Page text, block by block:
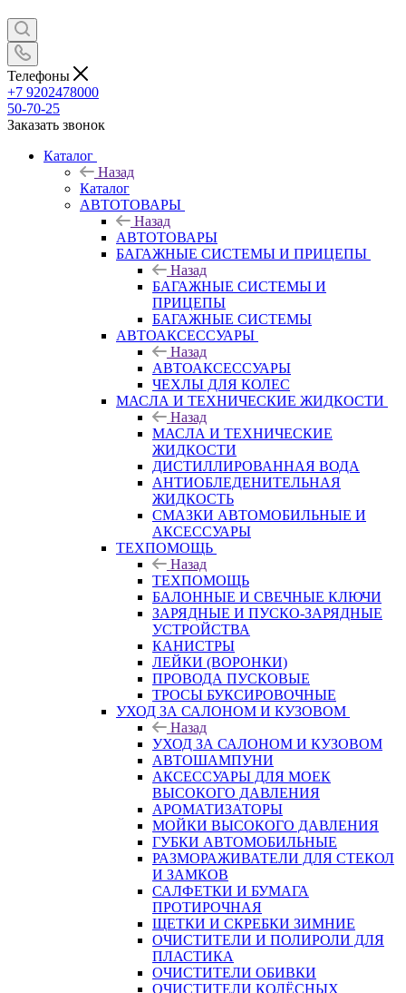
Телефоны
+7 9202478000
50-70-25
Заказать звонок
Каталог
Назад
Каталог
АВТОТОВАРЫ
Назад
АВТОТОВАРЫ
БАГАЖНЫЕ СИСТЕМЫ И ПРИЦЕПЫ
Назад
БАГАЖНЫЕ СИСТЕМЫ И
ПРИЦЕПЫ
БАГАЖНЫЕ СИСТЕМЫ
АВТОАКСЕССУАРЫ
Назад
АВТОАКСЕССУАРЫ
ЧЕХЛЫ ДЛЯ КОЛЕС
МАСЛА И ТЕХНИЧЕСКИЕ ЖИДКОСТИ
Назад
МАСЛА И ТЕХНИЧЕСКИЕ
ЖИДКОСТИ
ДИСТИЛЛИРОВАННАЯ ВОДА
АНТИОБЛЕДЕНИТЕЛЬНАЯ
ЖИДКОСТЬ
СМАЗКИ АВТОМОБИЛЬНЫЕ И
АКСЕССУАРЫ
ТЕХПОМОЩЬ
Назад
ТЕХПОМОЩЬ
БАЛОННЫЕ И СВЕЧНЫЕ КЛЮЧИ
ЗАРЯДНЫЕ И ПУСКО-ЗАРЯДНЫЕ
УСТРОЙСТВА
КАНИСТРЫ
ЛЕЙКИ (ВОРОНКИ)
ПРОВОДА ПУСКОВЫЕ
ТРОСЫ БУКСИРОВОЧНЫЕ
УХОД ЗА САЛОНОМ И КУЗОВОМ
Назад
УХОД ЗА САЛОНОМ И КУЗОВОМ
АВТОШАМПУНИ
АКСЕССУАРЫ ДЛЯ МОЕК
ВЫСОКОГО ДАВЛЕНИЯ
АРОМАТИЗАТОРЫ
МОЙКИ ВЫСОКОГО ДАВЛЕНИЯ
ГУБКИ АВТОМОБИЛЬНЫЕ
РАЗМОРАЖИВАТЕЛИ ДЛЯ СТЕКОЛ
И ЗАМКОВ
САЛФЕТКИ И БУМАГА
ПРОТИРОЧНАЯ
ЩЕТКИ И СКРЕБКИ ЗИМНИЕ
ОЧИСТИТЕЛИ И ПОЛИРОЛИ ДЛЯ
ПЛАСТИКА
ОЧИСТИТЕЛИ ОБИВКИ
ОЧИСТИТЕЛИ КОЛЁСНЫХ